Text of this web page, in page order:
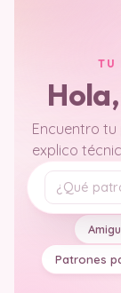
TU
Encuentro
explico
Tu
Patrones